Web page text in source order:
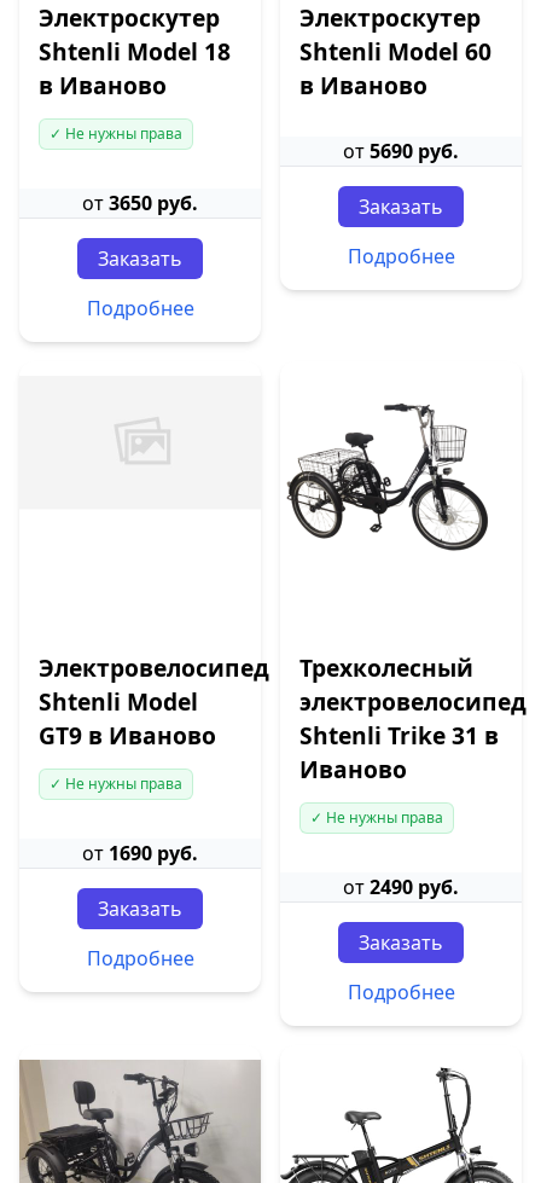
Электроскутер
Shtenli Model 18
в Иваново
✓ Не нужны права
от3650 руб.
Заказать
Подробнее
Электроскутер
Shtenli Model 60
в Иваново
от5690 руб.
Заказать
Подробнее
Электровелосипед
Shtenli Model
GT9 в Иваново
✓ Не нужны права
от 1690 руб.
Заказать
Подробнее
Трехколесный
электровелосипед
Shtenli Trike 31 в
Иваново
✓ Не нужны права
от2490 руб.
Заказать
Подробнее